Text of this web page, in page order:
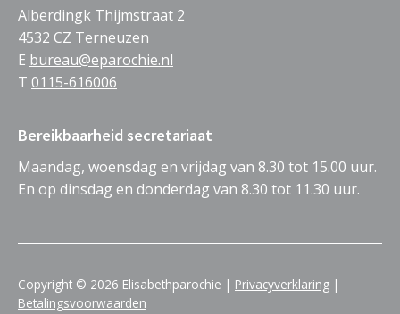
Alberdingk Thijmstraat 2
4532 CZ Terneuzen
E bureau@eparochie.nl
T 0115-616006
Bereikbaarheid secretariaat
Maandag, woensdag en vrijdag van 8.30 tot 15.00 uur.
En op dinsdag en donderdag van 8.30 tot 11.30 uur.
Copyright © 2026 Elisabethparochie | Privacyverklaring |
Betalingsvoorwaarden